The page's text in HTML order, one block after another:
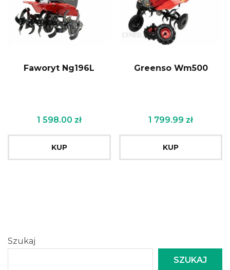
Faworyt Ng196L
1 598.00 zł
KUP
Greenso Wm500
1 799.99 zł
KUP
Szukaj
SZUKAJ